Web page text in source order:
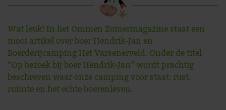
Wat leuk! In het Ommen Zomermagazine staat een
mooi artikel over boer Hendrik-Jan en
Boerderijcamping Het Varsenerveld. Onder de titel
“Op bezoek bij boer Hendrik-Jan” wordt prachtig
beschreven waar onze camping voor staat: rust,
ruimte en het echte boerenleven.